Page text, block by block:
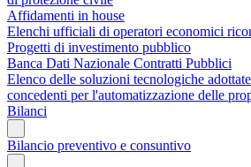
Affidamenti in house
Elenchi ufficiali di operatori economici
Progetti di investimento pubblico
Banca Dati Nazionale Contratti Pubblici
Elenco delle soluzioni tecnologiche
concedenti per l'automatizzazione delle
Bilanci
Bilancio preventivo e consuntivo